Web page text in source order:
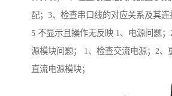
配；3、检查串口线的对应关系及其连
5 不显示且操作无反映 1、电源问题
源模块问题； 1、检查交流电源；2、
直流电源模块；